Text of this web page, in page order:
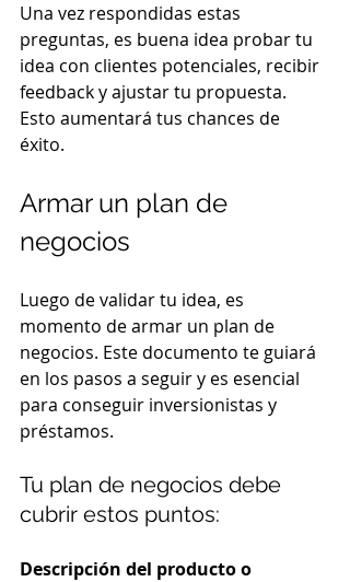
Una vez respondidas estas
preguntas, es buena idea probar tu
idea con clientes potenciales, recibir
feedback y ajustar tu propuesta.
Esto aumentará tus chances de
éxito.
Armar un plan de
negocios
Luego de validar tu idea, es
momento de armar un plan de
negocios. Este documento te guiará
en los pasos a seguir y es esencial
para conseguir inversionistas y
préstamos.
Tu plan de negocios debe
cubrir estos puntos:
Descripción del producto o